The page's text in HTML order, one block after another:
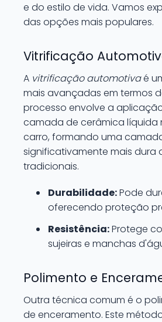
e do estilo de vida. Vamos
das opções mais populares.
Vitrificação
A vitrificação automotivaé
mais avançadas em termos
processo envolve a
camada de cerâmica líquida
carro, formando uma
significativamente mais dura
tradicionais.
Durabilidade:Pode
oferecendo proteção
Resistência:Protege
sujeiras e manchas
Polimento e
Outra técnica comum é o
de enceramento. Este